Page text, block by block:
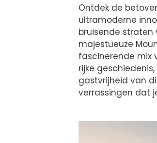
Ontdek de
ultramoderne
bruisende straten
majestueuze
fascinerende mix
rijke
gastvrijheid van
verrassingen dat